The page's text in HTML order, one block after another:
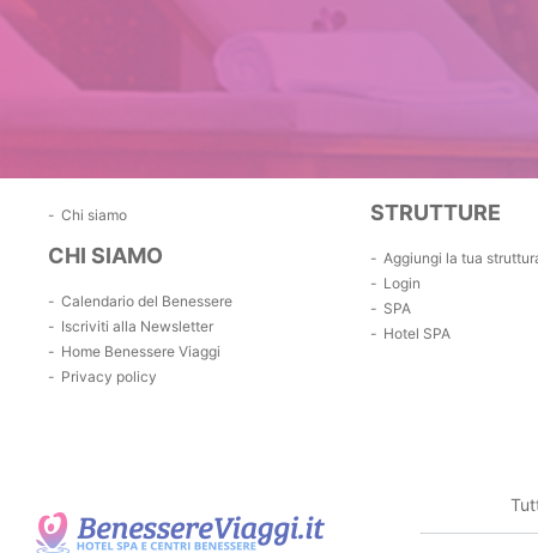
Chi siamo
CHI SIAMO
Calendario del Benessere
Iscriviti alla Newsletter
Home Benessere Viaggi
Privacy policy
STRUTTURE
Aggiungi la tua
Login
SPA
Hotel SPA